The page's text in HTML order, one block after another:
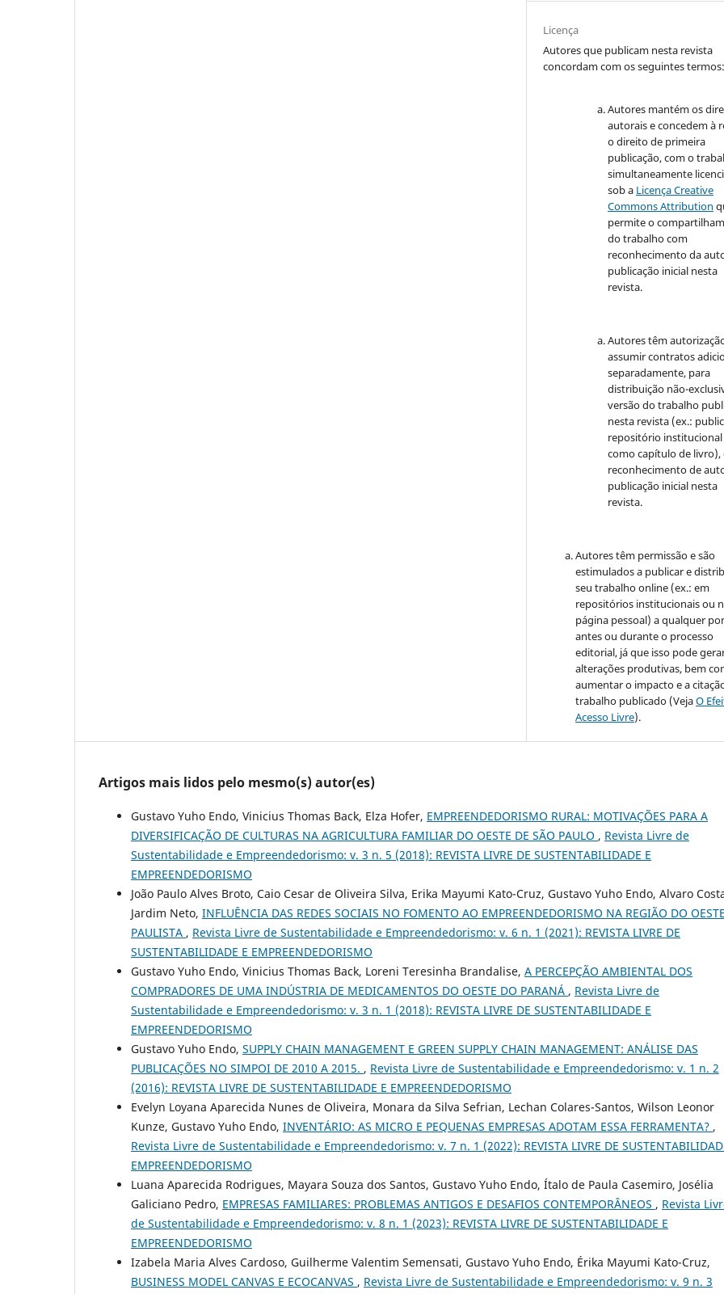
Licença
Autores que publicam nesta revista
concordam com os seguintes termos:
Autores mantém os
autorais e concedem à
o direito de primeira
publicação, com o
simultaneamente
sob a Licença Creative
Commons Attribution
permite o
do trabalho com
reconhecimento da
publicação inicial nesta
revista.
Autores têm
assumir contratos
separadamente, para
distribuição não-
versão do trabalho
nesta revista (ex.:
repositório institucional
como capítulo de livro),
reconhecimento de
publicação inicial nesta
revista.
Autores têm permissão e são
estimulados a publicar e
seu trabalho online (ex.: em
repositórios institucionais ou
página pessoal) a qualquer
antes ou durante o processo
editorial, já que isso pode
alterações produtivas, bem
aumentar o impacto e a
trabalho publicado (VejaO
Acesso Livre).
Artigos mais lidos pelo mesmo(s) autor(es)
Gustavo Yuho Endo, Vinicius Thomas Back, Elza Hofer, EMPREENDEDORISMO RURAL: MOTIVAÇÕES PARA A
DIVERSIFICAÇÃO DE CULTURAS NA AGRICULTURA FAMILIAR DO OESTE DE SÃO PAULO , Revista Livre de
Sustentabilidade e Empreendedorismo: v. 3 n. 5 (2018): REVISTA LIVRE DE SUSTENTABILIDADE E
EMPREENDEDORISMO
João Paulo Alves Broto, Caio Cesar de Oliveira Silva, Erika Mayumi Kato-Cruz, Gustavo Yuho Endo, Alvaro
Jardim Neto, INFLUÊNCIA DAS REDES SOCIAIS NO FOMENTO AO EMPREENDEDORISMO NA REGIÃO DO OESTE
PAULISTA , Revista Livre de Sustentabilidade e Empreendedorismo: v. 6 n. 1 (2021): REVISTA LIVRE DE
SUSTENTABILIDADE E EMPREENDEDORISMO
Gustavo Yuho Endo, Vinicius Thomas Back, Loreni Teresinha Brandalise, A PERCEPÇÃO AMBIENTAL DOS
COMPRADORES DE UMA INDÚSTRIA DE MEDICAMENTOS DO OESTE DO PARANÁ , Revista Livre de
Sustentabilidade e Empreendedorismo: v. 3 n. 1 (2018): REVISTA LIVRE DE SUSTENTABILIDADE E
EMPREENDEDORISMO
Gustavo Yuho Endo, SUPPLY CHAIN MANAGEMENT E GREEN SUPPLY CHAIN MANAGEMENT: ANÁLISE DAS
PUBLICAÇÕES NO SIMPOI DE 2010 A 2015. , Revista Livre de Sustentabilidade e Empreendedorismo: v. 1 n. 2
(2016): REVISTA LIVRE DE SUSTENTABILIDADE E EMPREENDEDORISMO
Evelyn Loyana Aparecida Nunes de Oliveira, Monara da Silva Sefrian, Lechan Colares-Santos, Wilson Leonor
Kunze, Gustavo Yuho Endo, INVENTÁRIO: AS MICRO E PEQUENAS EMPRESAS ADOTAM ESSA FERRAMENTA? ,
Revista Livre de Sustentabilidade e Empreendedorismo: v. 7 n. 1 (2022): REVISTA LIVRE DE
EMPREENDEDORISMO
Luana Aparecida Rodrigues, Mayara Souza dos Santos, Gustavo Yuho Endo, Ítalo de Paula Casemiro, Josélia
Galiciano Pedro, EMPRESAS FAMILIARES: PROBLEMAS ANTIGOS E DESAFIOS CONTEMPORÂNEOS , Revista
de Sustentabilidade e Empreendedorismo: v. 8 n. 1 (2023): REVISTA LIVRE DE SUSTENTABILIDADE E
EMPREENDEDORISMO
Izabela Maria Alves Cardoso, Guilherme Valentim Semensati, Gustavo Yuho Endo, Érika Mayumi Kato-Cruz,
BUSINESS MODEL CANVAS E ECOCANVAS , Revista Livre de Sustentabilidade e Empreendedorismo: v. 9 n. 3